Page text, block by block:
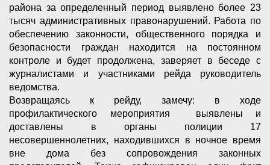
района за определенный период выявлено более 23
тысяч административных правонарушений. Работа по
обеспечению законности, общественного порядка и
безопасности граждан находится на постоянном
контроле и будет продолжена, заверяет в беседе с
журналистами и участниками рейда руководитель
ведомства.
Возвращаясь к рейду, замечу: в ходе
профилактического мероприятия выявлены и
доставлены в органы полиции 17
несовершеннолетних, находившихся в ночное время
вне дома без сопровождения законных